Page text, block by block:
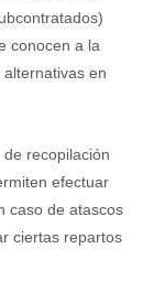
conocen a la
en
recopilación
efectuar
caso de atascos
ciertas repartos